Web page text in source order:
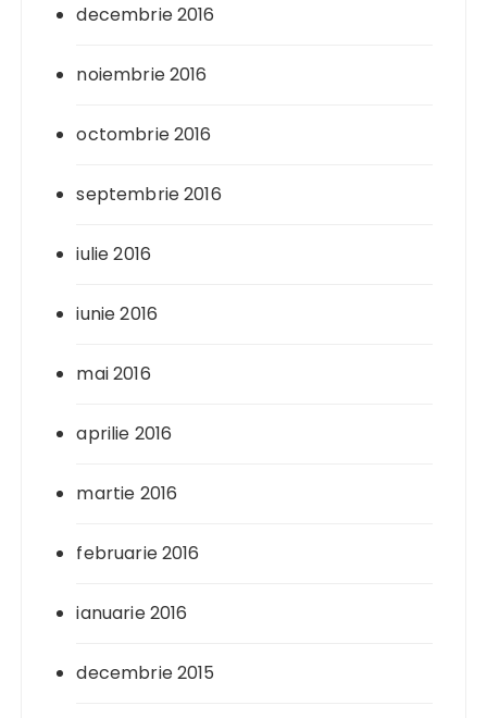
decembrie 2016
noiembrie 2016
octombrie 2016
septembrie 2016
iulie 2016
iunie 2016
mai 2016
aprilie 2016
martie 2016
februarie 2016
ianuarie 2016
decembrie 2015